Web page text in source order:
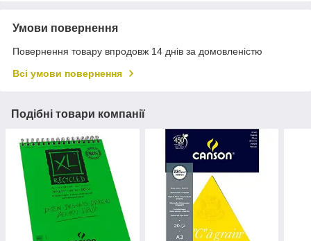
Умови повернення
Повернення товару впродовж 14 днів за домовленістю
Всі умови повернення
Подібні товари компанії